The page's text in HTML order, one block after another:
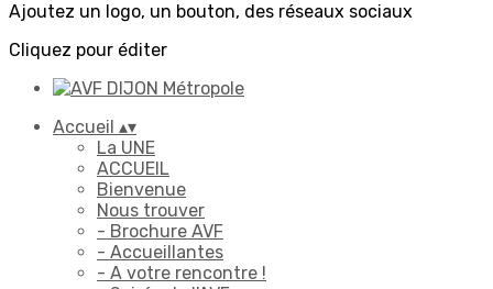
Ajoutez un logo, un bouton, des réseaux sociaux
Cliquez pour éditer
Accueil ▴▾
La UNE
ACCUEIL
Bienvenue
Nous trouver
- Brochure AVF
- Accueillantes
- A votre rencontre !